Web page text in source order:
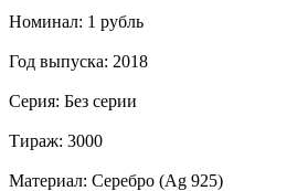
Номинал: 1 рубль
Год выпуска: 2018
Серия: Без серии
Тираж: 3000
Материал: Серебро (Ag 925)